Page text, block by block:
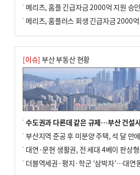
메리츠, 홈플 긴급자금 2000억 지원 승인
[이슈] 부산 부동산 현황